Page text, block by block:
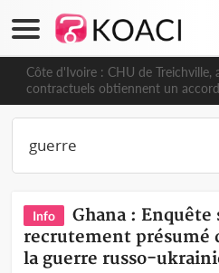
Côte d'Ivoire : CHU de Treichville,
contractuels obtiennent un
arriérés du SMIG 2023
Info
Ghana : Enquête
recrutement présumé
la guerre russo-